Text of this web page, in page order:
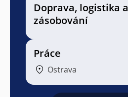
Doprava, logistika a
zásobování
Práce
Ostrava